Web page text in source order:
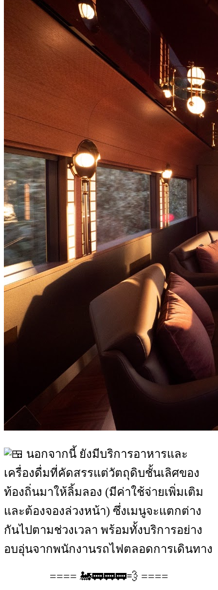
นอกจากนี้ ยังมีบริการอาหารและ
เครื่องดื่มที่คัดสรรแต่วัตถุดิบชั้นเลิศของ
ท้องถิ่นมาให้ลิ้มลอง (มีค่าใช้จ่ายเพิ่มเติม
และต้องจองล่วงหน้า) ซึ่งเมนูจะแตกต่าง
กันไปตามช่วงเวลา พร้อมทั้งบริการอย่าง
อบอุ่นจากพนักงานรถไฟตลอดการเดินทาง
==== 🚂🚃🚃🚃💨 ====